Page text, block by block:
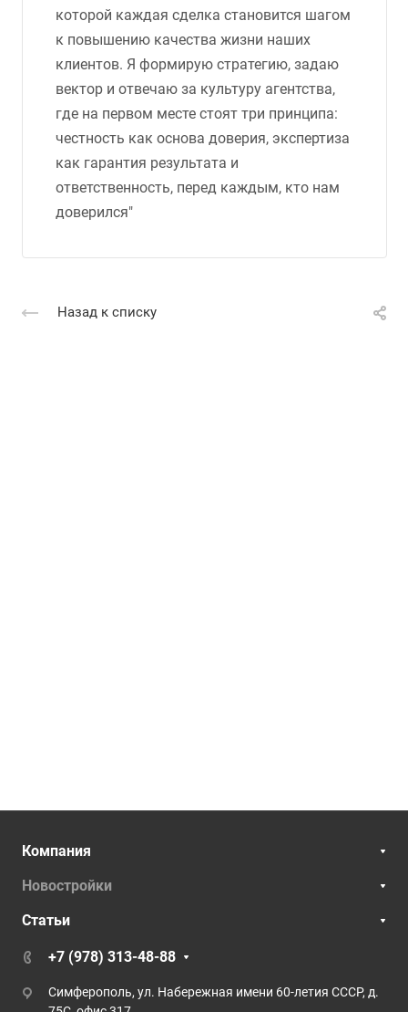
которой каждая сделка становится шагом
к повышению качества жизни наших
клиентов. Я формирую стратегию, задаю
вектор и отвечаю за культуру агентства,
где на первом месте стоят три принципа:
честность как основа доверия, экспертиза
как гарантия результата и
ответственность, перед каждым, кто нам
доверился"
Назад к списку
Компания
Новостройки
Статьи
+7 (978) 313-48-88
Симферополь, ул. Набережная имени 60-летия СССР, д.